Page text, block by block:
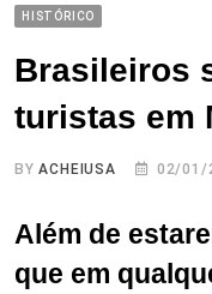
HISTÓRICO
Brasileiros
turistas em
BYACHEIUSA 02/01/
Além de
que em